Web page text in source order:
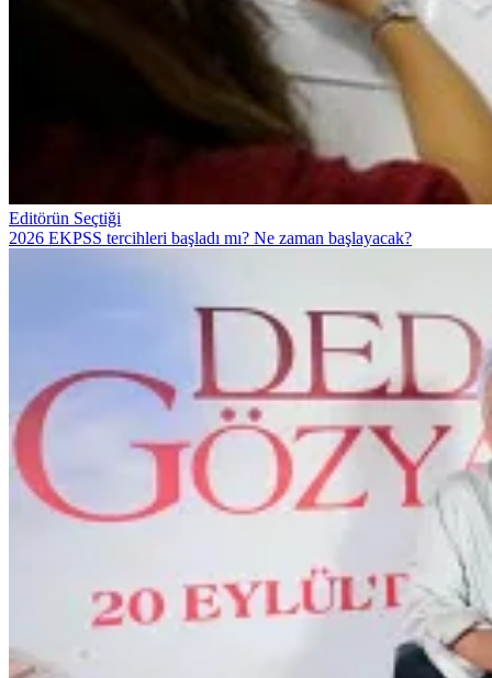
Editörün Seçtiği
2026 EKPSS tercihleri başladı mı? Ne zaman başlayacak?